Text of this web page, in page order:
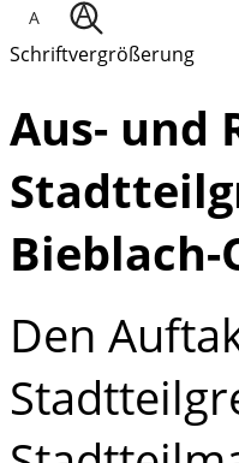
Aus- und
Den
Schriftvergrößerung